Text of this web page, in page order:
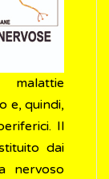
e, quindi,
Il
dai
nervoso